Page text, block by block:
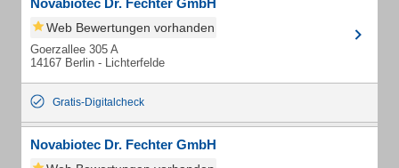
Novabiotec Dr. Fechter GmbH
Web Bewertungen vorhanden
Goerzallee 305 A
14167 Berlin - Lichterfelde
Gratis-Digitalcheck
Novabiotec Dr. Fechter GmbH